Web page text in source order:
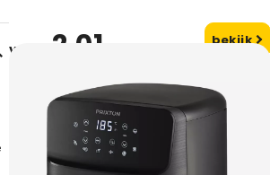
vanaf 2,01 bekijk